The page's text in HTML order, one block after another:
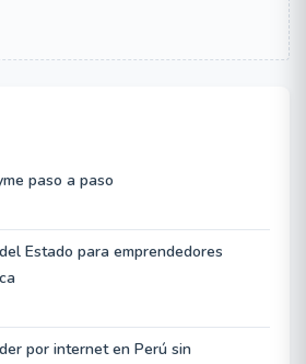
paso a paso
Estado para emprendedores
por internet en Perú sin